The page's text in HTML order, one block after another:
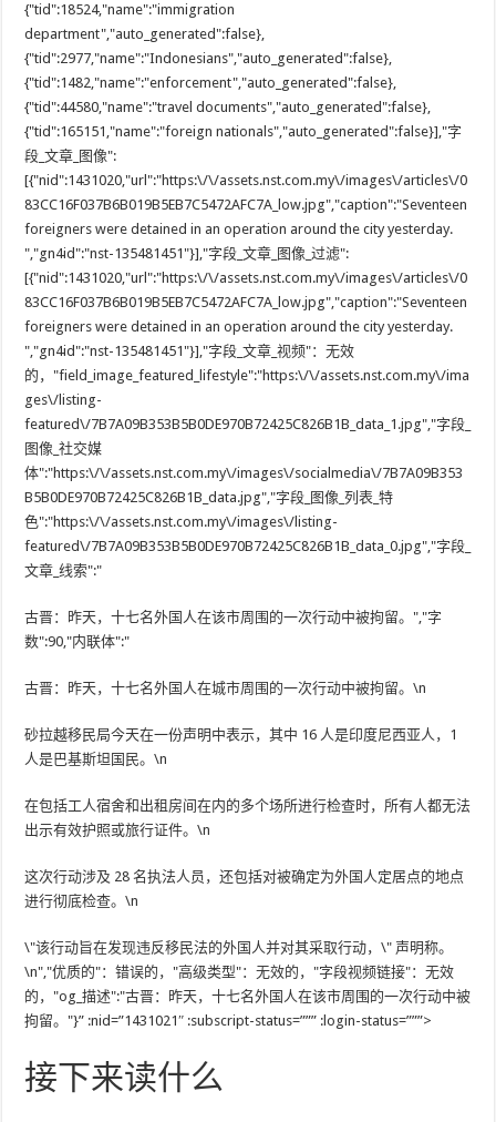
{"tid":18524,"name":"immigration
department","auto_generated":false},
{"tid":2977,"name":"Indonesians","auto_generated":false},
{"tid":1482,"name":"enforcement","auto_generated":false},
{"tid":44580,"name":"travel documents","auto_generated":false},
{"tid":165151,"name":"foreign nationals","auto_generated":false}],"字
段_文章_图像":
[{"nid":1431020,"url":"https:\/\/assets.nst.com.my\/images\/articles\/0
83CC16F037B6B019B5EB7C5472AFC7A_low.jpg","caption":"Seventeen
foreigners were detained in an operation around the city yesterday.
","gn4id":"nst-135481451"}],"字段_文章_图像_过滤":
[{"nid":1431020,"url":"https:\/\/assets.nst.com.my\/images\/articles\/0
83CC16F037B6B019B5EB7C5472AFC7A_low.jpg","caption":"Seventeen
foreigners were detained in an operation around the city yesterday.
","gn4id":"nst-135481451"}],"字段_文章_视频"：无效
的，"field_image_featured_lifestyle":"https:\/\/assets.nst.com.my\/ima
ges\/listing-
featured\/7B7A09B353B5B0DE970B72425C826B1B_data_1.jpg","字段_
图像_社交媒
体":"https:\/\/assets.nst.com.my\/images\/socialmedia\/7B7A09B353
B5B0DE970B72425C826B1B_data.jpg","字段_图像_列表_特
色":"https:\/\/assets.nst.com.my\/images\/listing-
featured\/7B7A09B353B5B0DE970B72425C826B1B_data_0.jpg","字段_
文章_线索":"
古晋：昨天，十七名外国人在该市周围的一次行动中被拘留。","字
数":90,"内联体":"
古晋：昨天，十七名外国人在城市周围的一次行动中被拘留。\n
砂拉越移民局今天在一份声明中表示，其中 16 人是印度尼西亚人，1
人是巴基斯坦国民。\n
在包括工人宿舍和出租房间在内的多个场所进行检查时，所有人都无法
出示有效护照或旅行证件。\n
这次行动涉及 28 名执法人员，还包括对被确定为外国人定居点的地点
进行彻底检查。\n
\"该行动旨在发现违反移民法的外国人并对其采取行动，\" 声明称。
\n","优质的"：错误的，"高级类型"：无效的，"字段视频链接"：无效
的，"og_描述":"古晋：昨天，十七名外国人在该市周围的一次行动中被
拘留。"}” :nid=”1431021″ :subscript-status=””” :login-status=”””>
接下来读什么